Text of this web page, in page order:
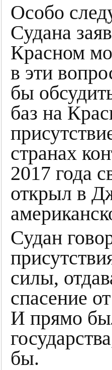
Особо
Судана
Красном
в эти
бы
баз на
странах
2017 года
открыл в
Судан
силы,
спасение
И прямо
бы.